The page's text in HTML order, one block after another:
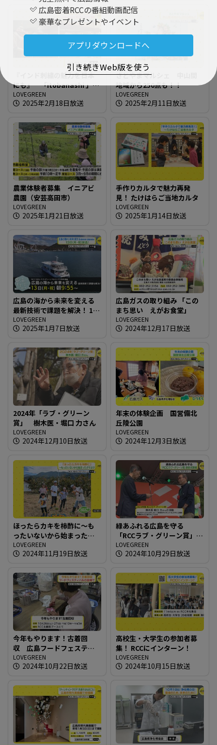
広島密着RCCの番組動画配信
豪華なプレゼントやイベント
アプリダウンロードへ
引き続きWeb版を使う
『インド刺繍の魅力を日本
にも』 「itobanashi 」東
広島でイベント開催
LOVEGREEN
2025年2月18日放送
さとやまマルシェ 中山間
地域から250点も！！
LOVEGREEN
2025年2月11日放送
農業体験者募集 イニアビ
農園（安芸高田市）
LOVEGREEN
2025年1月21日放送
手作りカルタで魅力再発
見！ たけはらご当地カルタ
LOVEGREEN
2025年1月14日放送
広島の海から未来を変える
最新技術で課題を解決！ 13
日（月・祝）放送
LOVEGREEN
2025年1月7日放送
広島ガスの取り組み 「この
まち思い えがお食堂」
LOVEGREEN
2024年12月17日放送
2024年「ラブ・グリーン
賞」 樹木医・堀口 力さん
LOVEGREEN
2024年12月10日放送
年末の体験企画 国営備北
丘陵公園
LOVEGREEN
2024年12月3日放送
ほったらカキを柿酢に～も
ったいないから始まったク
マよけ
LOVEGREEN
2024年11月19日放送
緑あふれる広島を守る
「RCCラブ・グリーン賞」表
彰式開催
LOVEGREEN
2024年10月29日放送
今年もやります！古着回
収 広島フードフェスティ
バルの会場で
LOVEGREEN
2024年10月22日放送
高校生・大学生の参加者募
集！ RCCにインターン！
LOVEGREEN
2024年10月15日放送